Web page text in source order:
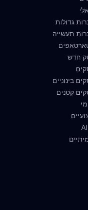
גדולות
תעשייה
חדש
בינוניים
קטנים